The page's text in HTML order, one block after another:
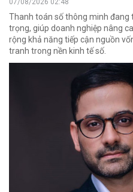
07/08/2026 02:48
Thanh toán số thông minh
trọng, giúp doanh nghiệp nâng
rộng khả năng tiếp cận nguồn
tranh trong nền kinh tế số.